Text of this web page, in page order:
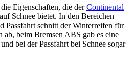
Eigenschaften, die derContinental
auf Schnee bietet. In den Bereichen
Passfahrt schnitt der Winterreifen für
beim Bremsen ABS gab es eine
bei der Passfahrt bei Schnee sogar